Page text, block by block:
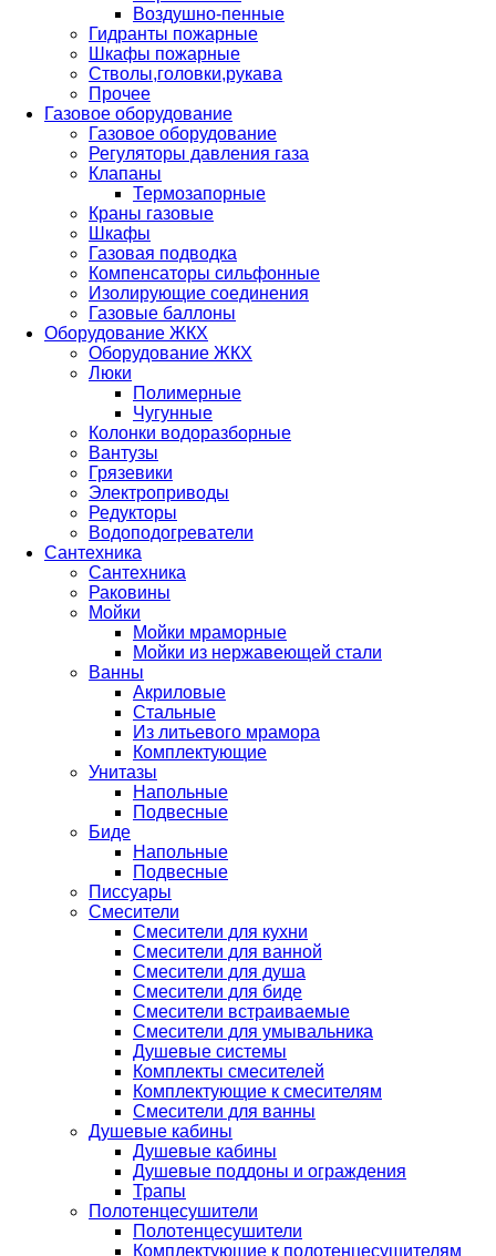
Воздушно-пенные
Гидранты пожарные
Шкафы пожарные
Стволы,головки,рукава
Прочее
Газовое оборудование
Газовое оборудование
Регуляторы давления газа
Клапаны
Термозапорные
Краны газовые
Шкафы
Газовая подводка
Компенсаторы сильфонные
Изолирующие соединения
Газовые баллоны
Оборудование ЖКХ
Оборудование ЖКХ
Люки
Полимерные
Чугунные
Колонки водоразборные
Вантузы
Грязевики
Электроприводы
Редукторы
Водоподогреватели
Сантехника
Сантехника
Раковины
Мойки
Мойки мраморные
Мойки из нержавеющей стали
Ванны
Акриловые
Стальные
Из литьевого мрамора
Комплектующие
Унитазы
Напольные
Подвесные
Биде
Напольные
Подвесные
Писсуары
Смесители
Смесители для кухни
Смесители для ванной
Смесители для душа
Смесители для биде
Смесители встраиваемые
Смесители для умывальника
Душевые системы
Комплекты смесителей
Комплектующие к смесителям
Смесители для ванны
Душевые кабины
Душевые кабины
Душевые поддоны и ограждения
Трапы
Полотенцесушители
Полотенцесушители
Комплектующие к полотенцесушителям